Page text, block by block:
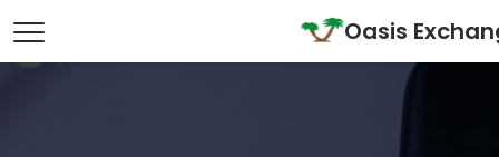
Main Navigation Oasis